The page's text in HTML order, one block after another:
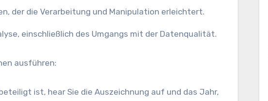
der die Verarbeitung und Manipulation erleichtert.
einschließlich des Umgangs mit der Datenqualität.
ausführen:
ist, hear Sie die Auszeichnung auf und das Jahr,